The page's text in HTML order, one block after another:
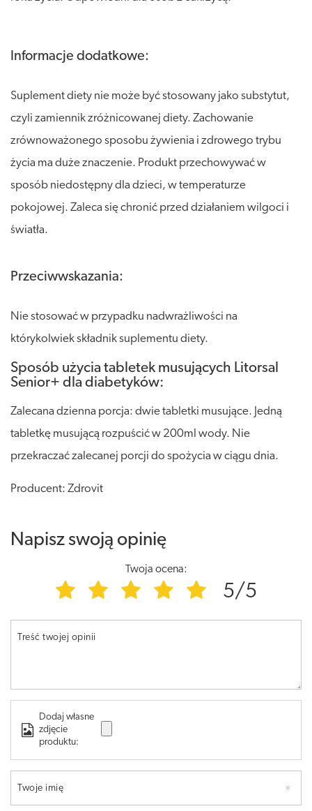
Informacje dodatkowe:
Suplement diety nie może być stosowany jako substytut,
czyli zamiennik zróżnicowanej diety. Zachowanie
zrównoważonego sposobu żywienia i zdrowego trybu
życia ma duże znaczenie. Produkt przechowywać w
sposób niedostępny dla dzieci, w temperaturze
pokojowej. Zaleca się chronić przed działaniem wilgoci i
światła.
Przeciwwskazania:
Nie stosować w przypadku nadwrażliwości na
którykolwiek składnik suplementu diety.
Sposób użycia tabletek musujących Litorsal
Senior+ dla diabetyków:
Zalecana dzienna porcja: dwie tabletki musujące. Jedną
tabletkę musującą rozpuścić w 200ml wody. Nie
przekraczać zalecanej porcji do spożycia w ciągu dnia.
Producent: Zdrovit
Napisz swoją opinię
Twoja ocena:
5/5
Treść twojej opinii
Dodaj własne
zdjęcie
produktu:
Twoje imię